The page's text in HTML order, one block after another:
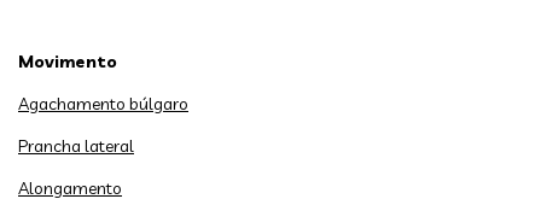
Movimento
Agachamento búlgaro
Prancha lateral
Alongamento